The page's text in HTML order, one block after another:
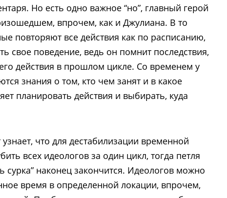
Но есть одно важное “но”, главный герой
впрочем, как и Джулиана. В то
повторяют все действия как по расписанию,
свое поведение, ведь он помнит последствия,
действия в прошлом цикле. Со временем у
знания о том, кто чем занят и в какое
планировать действия и выбирать, куда
что для дестабилизации временной
всех идеологов за один цикл, тогда петля
сурка” наконец закончится. Идеологов можно
время в определенной локации, впрочем,